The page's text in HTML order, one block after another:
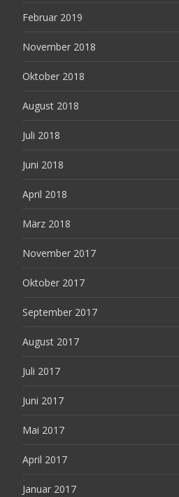
Februar 2019
November 2018
Oktober 2018
August 2018
Juli 2018
Juni 2018
April 2018
März 2018
November 2017
Oktober 2017
September 2017
August 2017
Juli 2017
Juni 2017
Mai 2017
April 2017
Januar 2017